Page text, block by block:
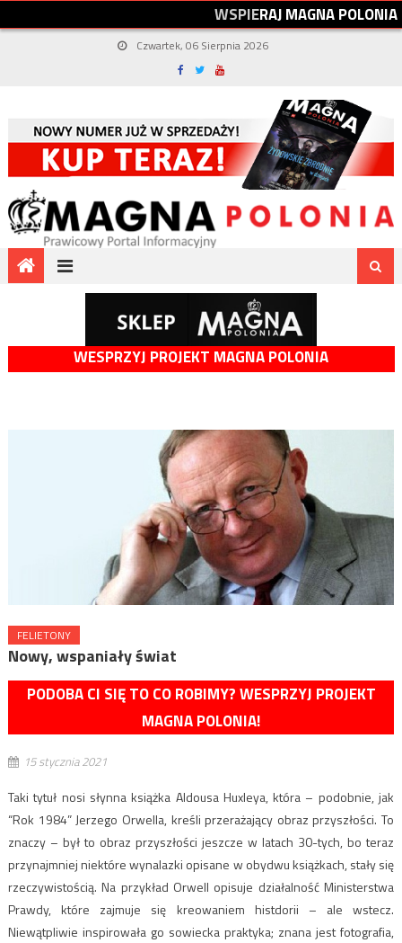
WSPIERAJMAGNAPOLONIA
Czwartek, 06 Sierpnia 2026
WESPRZYJ PROJEKT MAGNA POLONIA
FELIETONY
Nowy, wspaniały świat
PODOBA CI SIĘ TO CO ROBIMY? WESPRZYJ PROJEKT
MAGNA POLONIA!
15 stycznia 2021
Taki tytuł nosi słynna książka Aldousa Huxleya, która – podobnie, jak
“Rok 1984” Jerzego Orwella, kreśli przerażający obraz przyszłości. To
znaczy – był to obraz przyszłości jeszcze w latach 30-tych, bo teraz
przynajmniej niektóre wynalazki opisane w obydwu książkach, stały się
rzeczywistością. Na przykład Orwell opisuje działalność Ministerstwa
Prawdy, które zajmuje się kreowaniem histdorii – ale wstecz.
Niewątpliwie inspirowała go sowiecka praktyka; znana jest fotografia,